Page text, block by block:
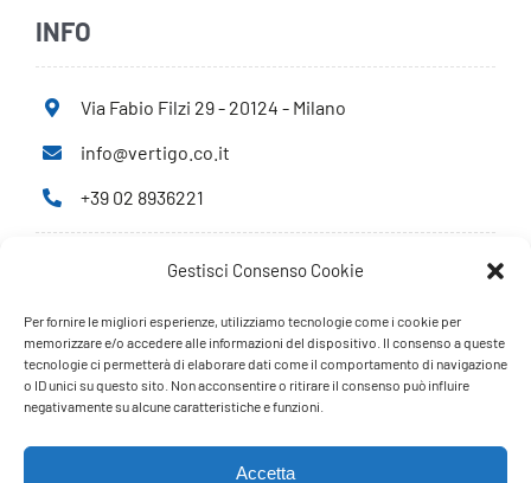
Gestisci Consenso Cookie
Per fornire le migliori esperienze, utilizziamo tecnologie come i cookie per
memorizzare e/o accedere alle informazioni del dispositivo. Il consenso a queste
tecnologie ci permetterà di elaborare dati come il comportamento di navigazione
o ID unici su questo sito. Non acconsentire o ritirare il consenso può influire
negativamente su alcune caratteristiche e funzioni.
Accetta
INFO
Via Fabio Filzi 29 - 20124 - Milano
info@vertigo.co.it
+39 02 8936221
Privacy Policy
Cookie Policy
PARTNERS